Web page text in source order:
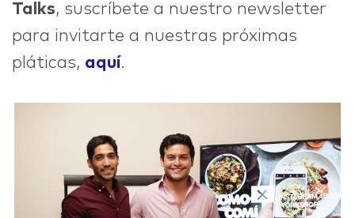
Talks, suscríbete a nuestro newsletter
para invitarte a nuestras próximas
pláticas, aquí.